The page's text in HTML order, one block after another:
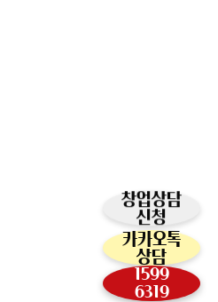
창업상담
신청
카카오톡
상담
1599
6319